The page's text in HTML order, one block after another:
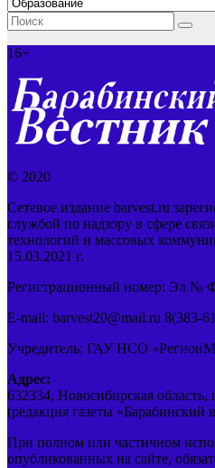
16+
© 2020
Сетевое издание barvest.ru
службой по надзору в сфере
технологий и массовых
15.03.2021 г.
Регистрационный номер: Эл №
E-mail: barvest20@mail.ru 8(383-
Учредитель: ГАУ НСО
Адрес:
632334, Новосибирская
(редакция газеты «Барабинский
При полном или частичном
опубликованных на сайте,